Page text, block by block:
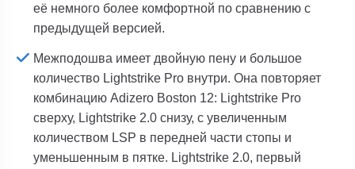
её немного более комфортной по сравнению с
предыдущей версией.
Межподошва имеет двойную пену и большое
количество Lightstrike Pro внутри. Она повторяет
комбинацию Adizero Boston 12: Lightstrike Pro
сверху, Lightstrike 2.0 снизу, с увеличенным
количеством LSP в передней части стопы и
уменьшенным в пятке. Lightstrike 2.0, первый